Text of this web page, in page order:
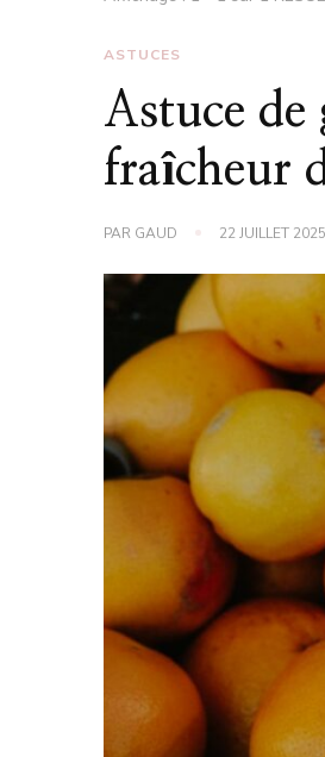
ASTUCES
Astuce
fraîcheur
PAR GAUD 22 JUILLET 2025